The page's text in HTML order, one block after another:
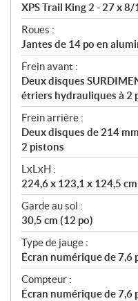
XPS Trail King 2 - 27 x 8/
Roues :
Jantes de 14 po en
Frein avant :
Deux disques
étriers hydrauliques à 2
Frein arrière :
Deux disques de 214
2 pistons
LxLxH :
224,6 x 123,1 x 124,5
Garde au sol :
30,5 cm (12 po)
Type de jauge :
Écran numérique de 7,6
Compteur :
Écran numérique de 7,6